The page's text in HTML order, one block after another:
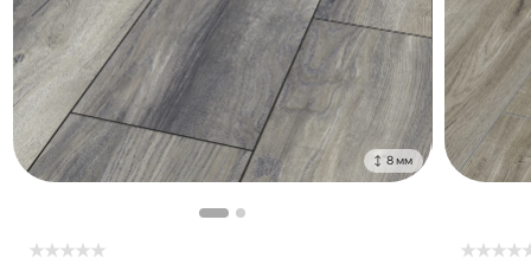
8 мм
★★★★★
★★★★